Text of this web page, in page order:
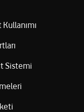
Kullanımı
Sistemi